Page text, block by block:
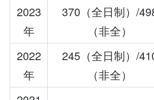
2023
年
370（全日制）/
（非全）
2022
年
245（全日制）/
（非全）